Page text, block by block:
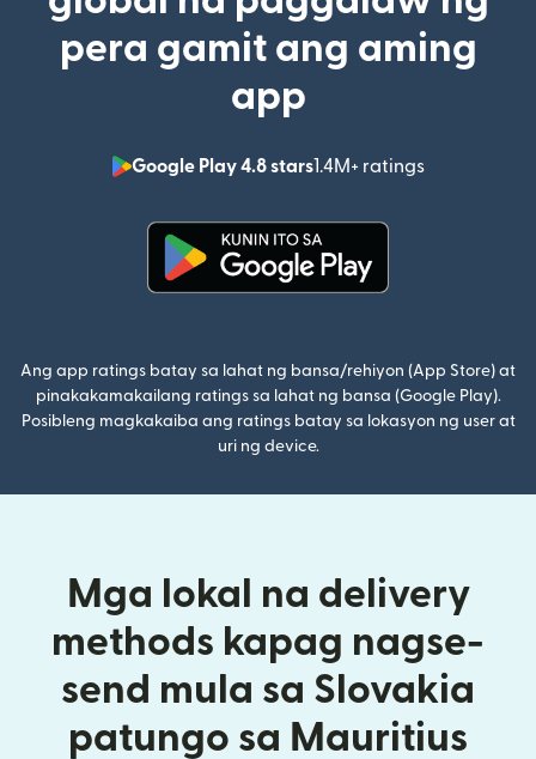
pera gamit ang aming
app
Google Play 4.8 stars1.4M+ ratings
(bubukas
Ang app ratings batay sa lahat ng bansa/rehiyon (App Store) at
pinakakamakailang ratings sa lahat ng bansa (Google Play).
Posibleng magkakaiba ang ratings batay sa lokasyon ng user at
uri ng device.
Mga lokal na delivery
methods kapag nagse-
send mula sa Slovakia
patungo sa Mauritius